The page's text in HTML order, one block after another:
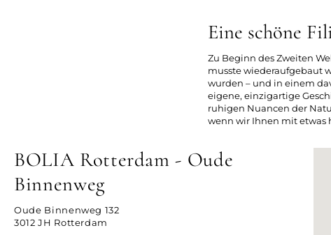
Eine schöne
Zu Beginn des Zweiten
musste wiederaufgebaut
wurden – und in einem
eigene, einzigartige
ruhigen Nuancen der
wenn wir Ihnen mit etwas
BOLIA Rotterdam - Oude
Binnenweg
Oude Binnenweg 132
3012 JH Rotterdam